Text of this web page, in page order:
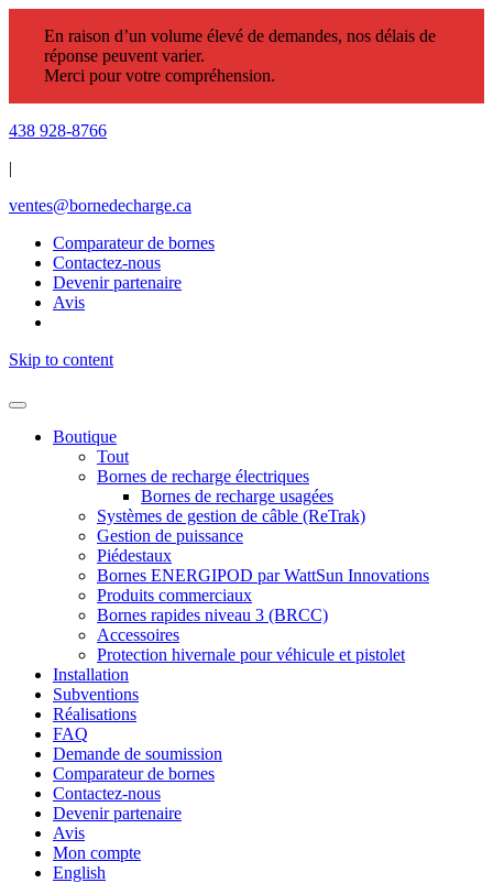
En raison d’un volume élevé de demandes, nos délais de
réponse peuvent varier.
Merci pour votre compréhension.
438 928-8766
|
ventes@bornedecharge.ca
Comparateur de bornes
Contactez-nous
Devenir partenaire
Avis
Skip to content
Boutique
Tout
Bornes de recharge électriques
Bornes de recharge usagées
Systèmes de gestion de câble (ReTrak)
Gestion de puissance
Piédestaux
Bornes ENERGIPOD par WattSun Innovations
Produits commerciaux
Bornes rapides niveau 3 (BRCC)
Accessoires
Protection hivernale pour véhicule et pistolet
Installation
Subventions
Réalisations
FAQ
Demande de soumission
Comparateur de bornes
Contactez-nous
Devenir partenaire
Avis
Mon compte
English